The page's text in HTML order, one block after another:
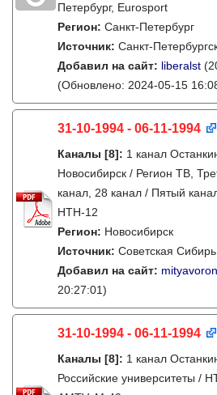
Петербург, Eurosport
Регион: Санкт-Петербург
Источник: Санкт-
Добавил на сайт: liberalst
(Обновлено: 2024-05-15
31-10-1994 - 06-11-1994
Каналы [8]: 1 канал
Новосибирск / Регион ТВ,
канал, 28 канал / Пятый
НТН-12
Регион: Новосибирск
Источник: Советская Сибирь
Добавил на сайт:
20:27:01)
31-10-1994 - 06-11-1994
Каналы [8]: 1 канал
Российские университеты /